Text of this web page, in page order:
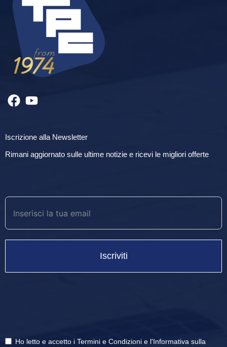
Iscrizione alla Newsletter
Rimani aggiornato sulle ultime notizie e ricevi le migliori offerte
Iscriviti
Ho letto e accetto i Termini e Condizioni e l'Informativa sulla